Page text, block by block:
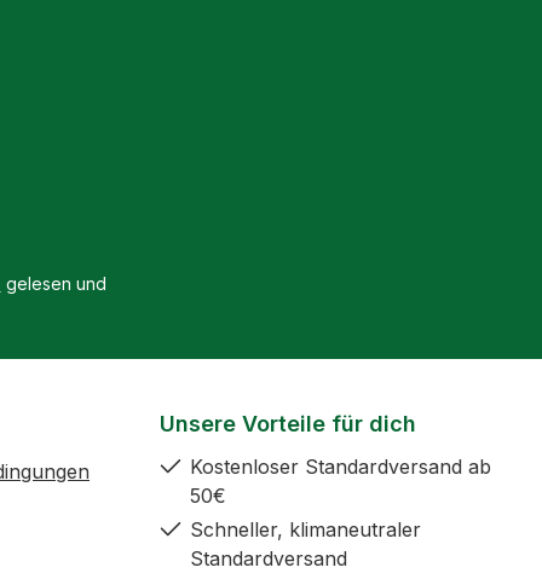
gelesen und
Unsere Vorteile für dich
Kostenloser Standardversand ab
50€
Schneller, klimaneutraler
Standardversand